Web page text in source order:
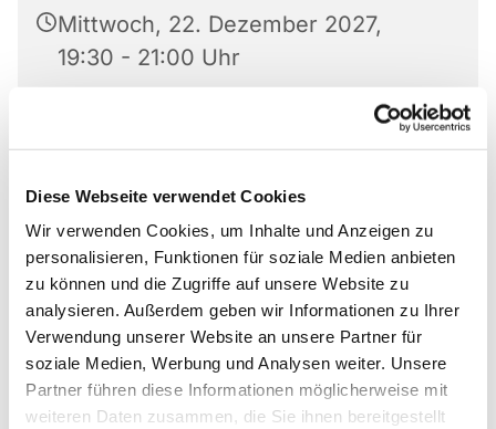
Diese Webseite verwendet Cookies
Wir verwenden Cookies, um Inhalte und Anzeigen zu
personalisieren, Funktionen für soziale Medien anbieten
zu können und die Zugriffe auf unsere Website zu
analysieren. Außerdem geben wir Informationen zu Ihrer
Verwendung unserer Website an unsere Partner für
soziale Medien, Werbung und Analysen weiter. Unsere
Partner führen diese Informationen möglicherweise mit
weiteren Daten zusammen, die Sie ihnen bereitgestellt
Mittwoch, 22. Dezember 2027,
19:30 - 21:00 Uhr
Matthäus-Kirche, Rotheweg 63,
33102 Paderborn
Anmeldung bei 0176 519 101 10
Gruppe von Anonymen Alkoholikern und
Alkoholikerinnen
Anmeldung bei 0176 519 101 10